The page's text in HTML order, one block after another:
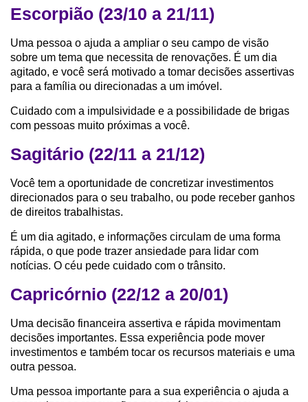
Escorpião (23/10 a 21/11)
Uma pessoa o ajuda a ampliar o seu campo de visão
sobre um tema que necessita de renovações. É um dia
agitado, e você será motivado a tomar decisões assertivas
para a família ou direcionadas a um imóvel.
Cuidado com a impulsividade e a possibilidade de brigas
com pessoas muito próximas a você.
Sagitário (22/11 a 21/12)
Você tem a oportunidade de concretizar investimentos
direcionados para o seu trabalho, ou pode receber ganhos
de direitos trabalhistas.
É um dia agitado, e informações circulam de uma forma
rápida, o que pode trazer ansiedade para lidar com
notícias. O céu pede cuidado com o trânsito.
Capricórnio (22/12 a 20/01)
Uma decisão financeira assertiva e rápida movimentam
decisões importantes. Essa experiência pode mover
investimentos e também tocar os recursos materiais e uma
outra pessoa.
Uma pessoa importante para a sua experiência o ajuda a